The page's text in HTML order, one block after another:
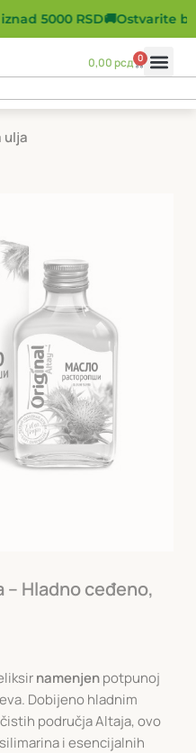
5000 RSD🚚Ostvarite
0,00рсд 0
ulja
Hladno ceđeno,
namenjenpotpunoj
Dobijeno hladnim
područja Altaja, ovo
i esencijalnih